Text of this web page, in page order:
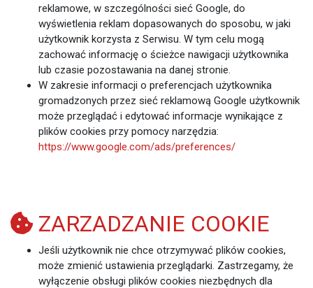
reklamowe, w szczególności sieć Google, do
wyświetlenia reklam dopasowanych do sposobu, w jaki
użytkownik korzysta z Serwisu. W tym celu mogą
zachować informację o ścieżce nawigacji użytkownika
lub czasie pozostawania na danej stronie.
W zakresie informacji o preferencjach użytkownika
gromadzonych przez sieć reklamową Google użytkownik
może przeglądać i edytować informacje wynikające z
plików cookies przy pomocy narzędzia:
https://www.google.com/ads/preferences/
ZARZADZANIE COOKIE
Jeśli użytkownik nie chce otrzymywać plików cookies,
może zmienić ustawienia przeglądarki. Zastrzegamy, że
wyłączenie obsługi plików cookies niezbędnych dla